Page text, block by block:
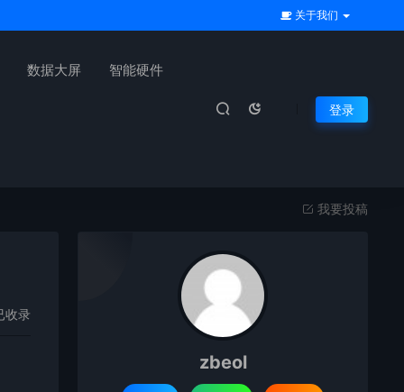
关于我们
数据大屏 智能硬件
登录
我要投稿
收录
zbeol